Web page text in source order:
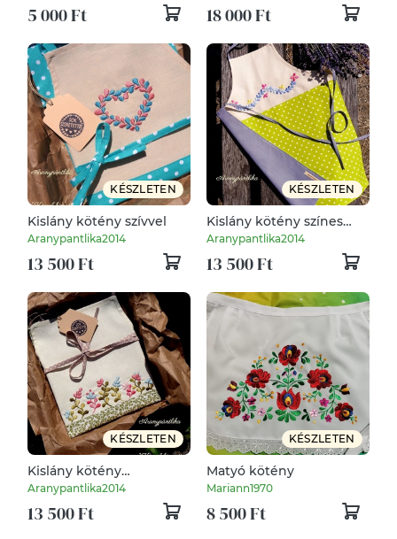
5 000 Ft 18 000 Ft
KÉSZLETEN
Kislány kötény szívvel
Aranypantlika2014
13 500 Ft
KÉSZLETEN
Kislány kötény színes
levélke füzérrel
Aranypantlika2014
13 500 Ft
KÉSZLETEN
Kislány kötény
virágokkal
Aranypantlika2014
13 500 Ft
KÉSZLETEN
Matyó kötény
Mariann1970
8 500 Ft